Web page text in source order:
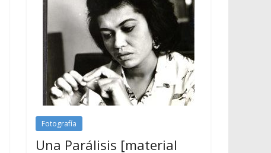
Fotografía
Una Parálisis [material